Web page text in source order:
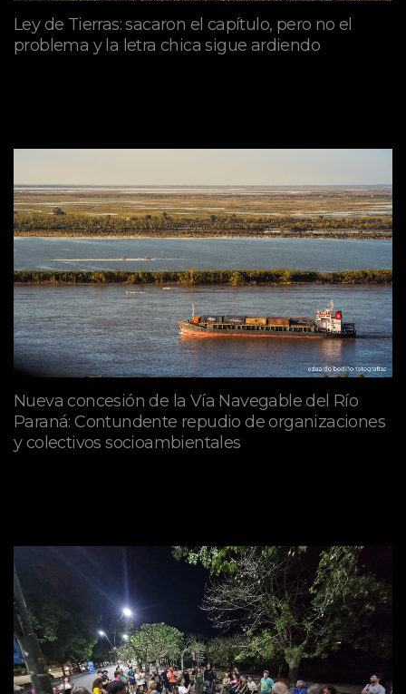
Ley de Tierras: sacaron el capítulo, pero no el
problema y la letra chica sigue ardiendo
Nueva concesión de la Vía Navegable del Río
Paraná: Contundente repudio de organizaciones
y colectivos socioambientales